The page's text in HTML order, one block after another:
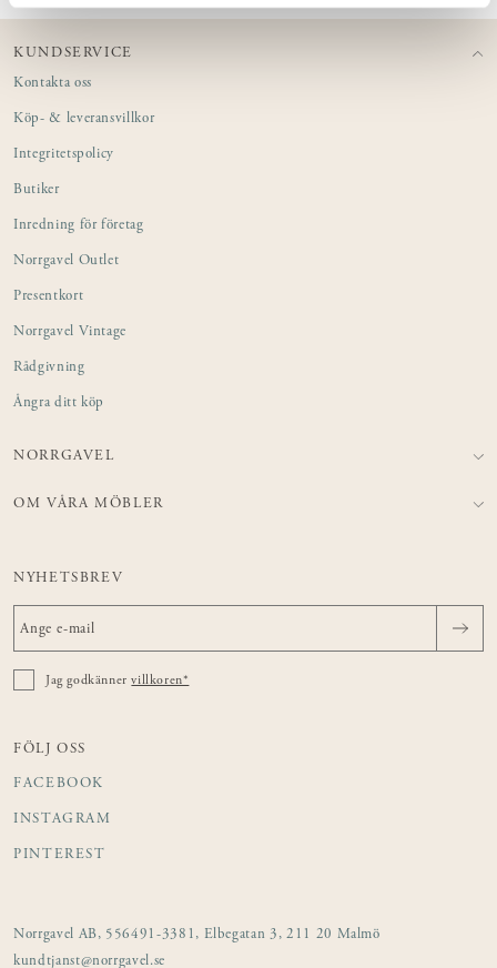
KUNDSERVICE
Kontakta oss
Köp- & leveransvillkor
Integritetspolicy
Butiker
Inredning för företag
Norrgavel Outlet
Presentkort
Norrgavel Vintage
Rådgivning
Ångra ditt köp
NORRGAVEL
OM VÅRA MÖBLER
NYHETSBREV
Jag godkännervillkoren*
FÖLJ OSS
FACEBOOK
INSTAGRAM
PINTEREST
Norrgavel AB, 556491-3381, Elbegatan 3, 211 20 Malmö
kundtjanst@norrgavel.se